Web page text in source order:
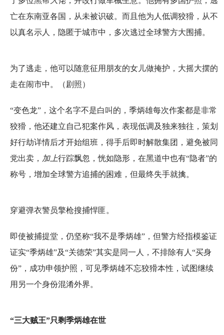
亡在东南亚各国，从未被识破。而且他为人低调狡猾，从不
以真名示人，隐匿于城市中，多次逃过全球警方大围捕。
为了逃走，他可以随意征用朋友的女儿做掩护，大摇大摆的
走在闹市中。（剧照）
“变色龙”，这个名字不是白叫的，季炳雄每次作案都是非常
狡猾，他还建立自己犯案作风，表现低调及独来独往，策划
好行劫详情后才开始组班，得手后即时解散集团，避免被同
党出卖， 加上行踪飘忽，恍如隐形，在黑道中也有“隐者”的
称号，增加全球警方追捕的困难，但最终失手就擒。
穿避弹衣警员擎枪搜捕悍匪。
即使被捕提堂，仍坚称“我不是季炳雄”，但警方经指模鉴证
证实“季炳雄”及“关德荣”其实是同一人，不排除有人“买身
份”，成功申领护照，可见季炳雄不忘狡猾本性，试图继续
用另一个身份混淆外界。
“三大贼王”只剩季炳雄在世